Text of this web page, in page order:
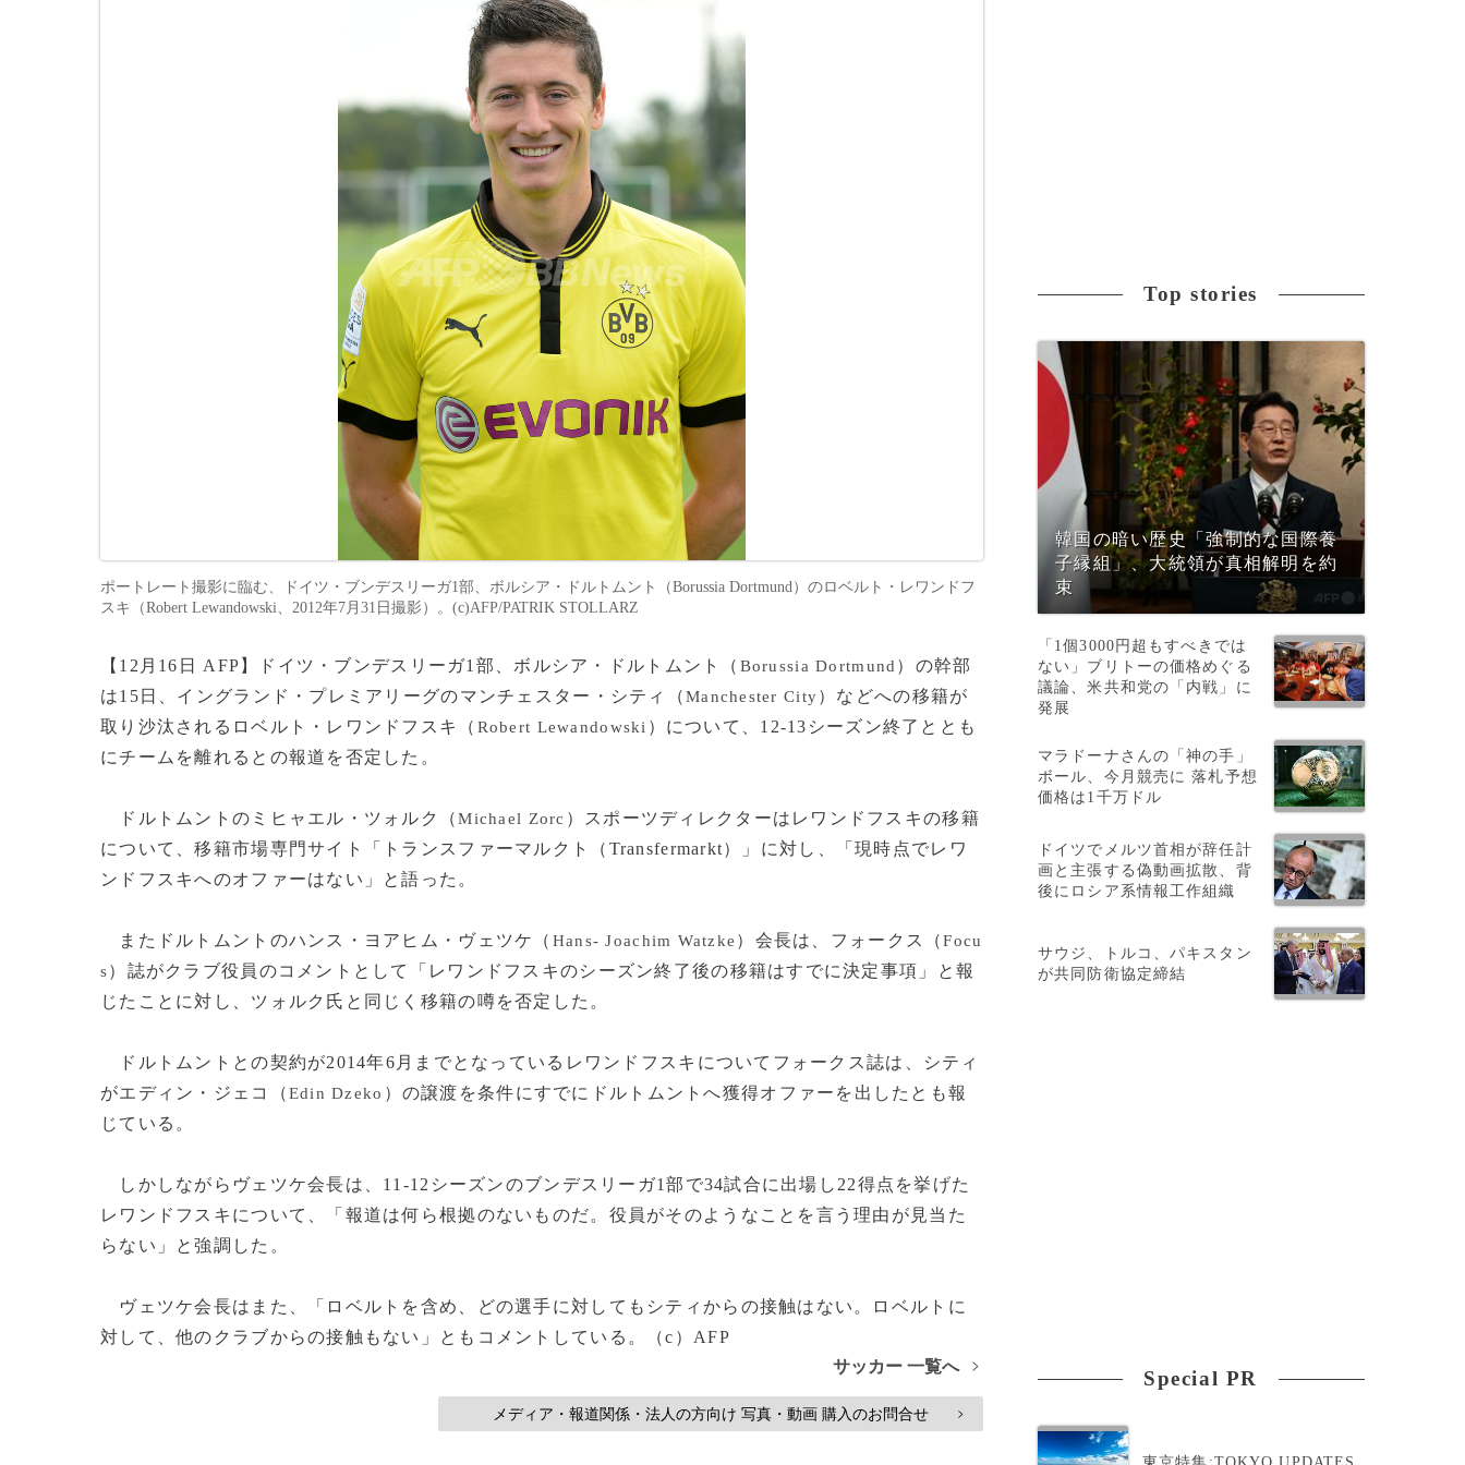
ポートレート撮影に臨む、ドイツ・ブンデスリーガ1部、ボルシア・ドルトムント（Borussia Dortmund）のロベルト・レワンドフ
スキ（Robert Lewandowski、2012年7月31日撮影）。(c)AFP/PATRIK STOLLARZ
【12月16日 AFP】ドイツ・ブンデスリーガ1部、ボルシア・ドルトムント（ Borussia Dortmund ）の幹部
は15日、イングランド・プレミアリーグのマンチェスター・シティ（Manchester City）などへの移籍が
取り沙汰されるロベルト・レワンドフスキ（ Robert Lewandowski ）について、12-13シーズン終了ととも
にチームを離れるとの報道を否定した。
ドルトムントのミヒャエル・ツォルク（Michael Zorc ）スポーツディレクターはレワンドフスキの移籍
について、移籍市場専門サイト「トランスファーマルクト（Transfermarkt）」に対し、「現時点でレワ
ンドフスキへのオファーはない」と語った。
またドルトムントのハンス・ヨアヒム・ヴェツケ（ Hans- Joachim Watzke ）会長は、フォークス（Focu
s）誌がクラブ役員のコメントとして「レワンドフスキのシーズン終了後の移籍はすでに決定事項」と報
じたことに対し、ツォルク氏と同じく移籍の噂を否定した。
ドルトムントとの契約が2014年6月までとなっているレワンドフスキについてフォークス誌は、シティ
がエディン・ジェコ（Edin Dzeko ）の譲渡を条件にすでにドルトムントへ獲得オファーを出したとも報
じている。
しかしながらヴェツケ会長は、11-12シーズンのブンデスリーガ1部で34試合に出場し22得点を挙げた
レワンドフスキについて、「報道は何ら根拠のないものだ。役員がそのようなことを言う理由が見当た
らない」と強調した。
ヴェツケ会長はまた、「ロベルトを含め、どの選手に対してもシティからの接触はない。ロベルトに
対して、他のクラブからの接触もない」ともコメントしている。（c）AFP
サッカー 一覧へ
>
メディア・報道関係・法人の方向け 写真・動画 購入のお問合せ >
Top stories
韓国の暗い歴史「強制的な国際養
子縁組」、大統領が真相解明を約
束
「1個3000円超もすべきでは
ない」ブリトーの価格めぐる
議論、米共和党の「内戦」に
発展
マラドーナさんの「神の手」
ボール、今月競売に 落札予想
価格は1千万ドル
ドイツでメルツ首相が辞任計
画と主張する偽動画拡散、背
後にロシア系情報工作組織
サウジ、トルコ、パキスタン
が共同防衛協定締結
Special PR
東京特集:TOKYO UPDATES